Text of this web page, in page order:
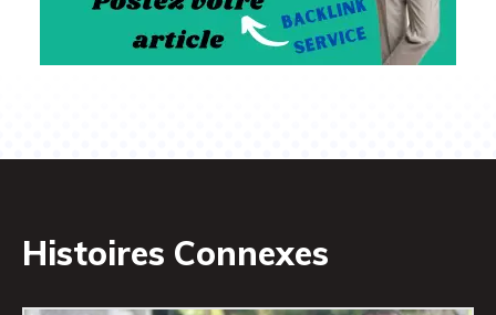
Histoires Connexes